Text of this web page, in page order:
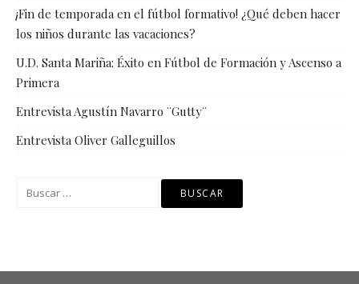
¡Fin de temporada en el fútbol formativo! ¿Qué deben hacer
los niños durante las vacaciones?
U.D. Santa Mariña: Éxito en Fútbol de Formación y Ascenso a
Primera
Entrevista Agustín Navarro ¨Gutty¨
Entrevista Oliver Galleguillos